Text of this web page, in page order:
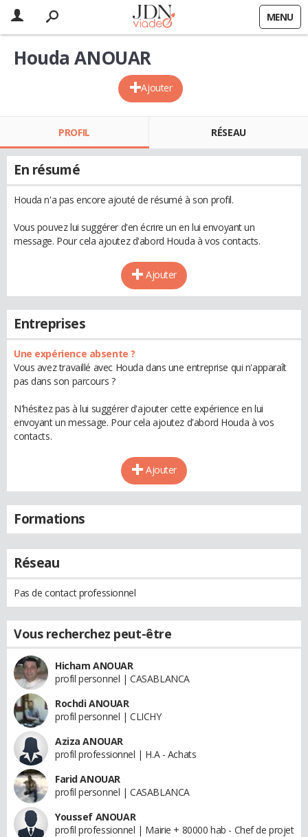
MENU
Ajouter
Houda ANOUAR
PROFIL RÉSEAU
En résumé
Houda n'a pas encore ajouté de résumé à son profil.
Vous pouvez lui suggérer d'en écrire un en lui envoyant un
message. Pour cela ajoutez d'abord Houda à vos contacts.
Ajouter
Entreprises
Une expérience absente ?
Vous avez travaillé avec Houda dans une entreprise qui n'apparaît
pas dans son parcours ?
N'hésitez pas à lui suggérer d'ajouter cette expérience en lui
envoyant un message. Pour cela ajoutez d'abord Houda à vos
contacts.
Ajouter
Formations
Réseau
Pas de contact professionnel
Vous recherchez peut-être
Hicham ANOUAR
profil personnel | CASABLANCA
Rochdi ANOUAR
profil personnel | CLICHY
Aziza ANOUAR
profil professionnel | H.A - Achats
Farid ANOUAR
profil personnel | CASABLANCA
Youssef ANOUAR
profil professionnel | Mairie + 80000 hab - Chef de projet